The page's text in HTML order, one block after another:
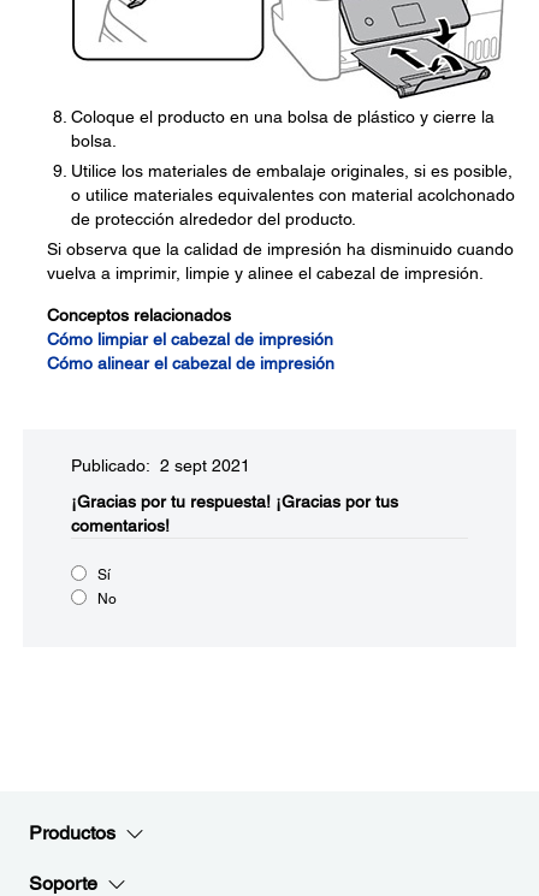
Coloque el producto en una bolsa de plástico y cierre la
bolsa.
Utilice los materiales de embalaje originales, si es posible,
o utilice materiales equivalentes con material acolchonado
de protección alrededor del producto.
Si observa que la calidad de impresión ha disminuido cuando
vuelva a imprimir, limpie y alinee el cabezal de impresión.
Conceptos relacionados
Cómo limpiar el cabezal de impresión
Cómo alinear el cabezal de impresión
Publicado: 2 sept 2021
¡Gracias por tu respuesta! ¡Gracias por tus
comentarios!
Sí
No
Productos
Soporte